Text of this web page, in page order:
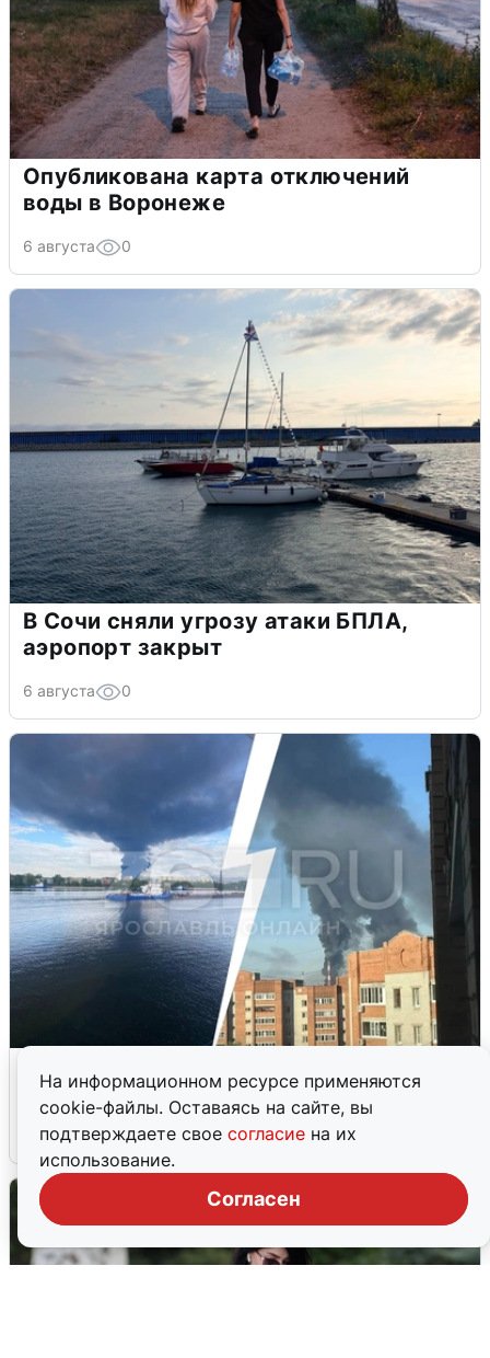
На информационном ресурсе применяются
cookie-файлы. Оставаясь на сайте, вы
подтверждаете свое согласие на их
использование.
Согласен
Опубликована карта отключений
воды в Воронеже
6 августа 0
В Сочи сняли угрозу атаки БПЛА,
аэропорт закрыт
6 августа 0
попадания и последствия
6 августа 0